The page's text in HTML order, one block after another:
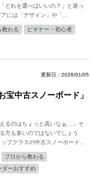
どれを選べばいいの？」と迷っ
には「デザイン」や「...
教わる
ビギナー・初心者
更新日：2026/01/05
宝中古スノーボード」
るのはちょっと高いなぁ…」そ
方も多いのではないでしょう
プクラスの中古スノーボード...
プロから教わる
ダーおすすめ